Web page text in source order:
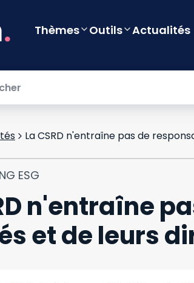
Thèmes Outils Actualités
ESG
n'entraîne
et de leurs